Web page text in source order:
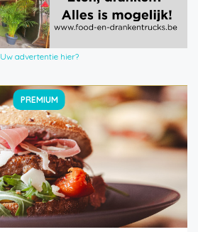
Uw advertentie hier?
PREMIUM